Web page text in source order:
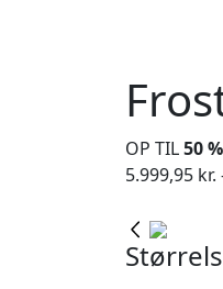
OP TIL50 %
5.999,95 kr.